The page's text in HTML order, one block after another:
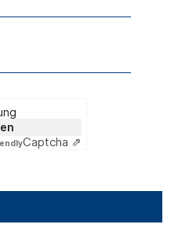
Captcha ⇗